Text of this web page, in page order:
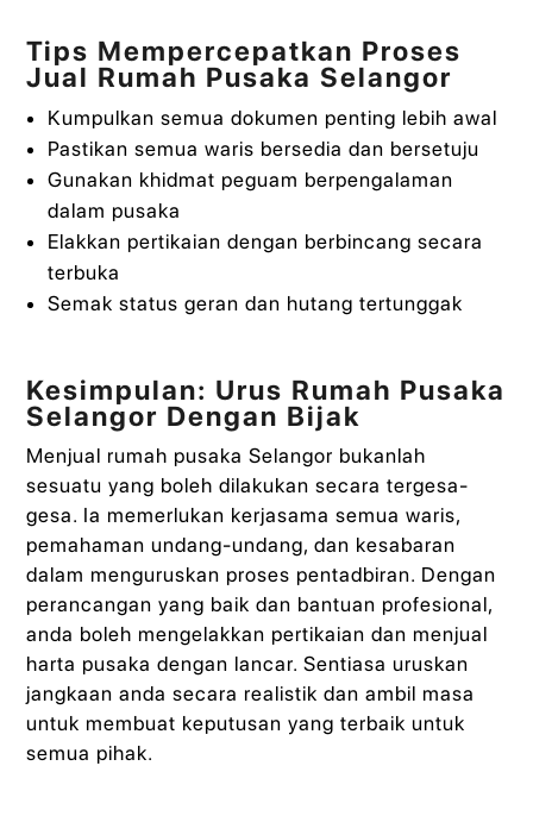
Tips Mempercepatkan Proses
Jual Rumah Pusaka Selangor
Kumpulkan semua dokumen penting lebih awal
Pastikan semua waris bersedia dan bersetuju
Gunakan khidmat peguam berpengalaman
dalam pusaka
Elakkan pertikaian dengan berbincang secara
terbuka
Semak status geran dan hutang tertunggak
Kesimpulan: Urus Rumah Pusaka
Selangor Dengan Bijak
Menjual rumah pusaka Selangor bukanlah
sesuatu yang boleh dilakukan secara tergesa-
gesa. Ia memerlukan kerjasama semua waris,
pemahaman undang-undang, dan kesabaran
dalam menguruskan proses pentadbiran. Dengan
perancangan yang baik dan bantuan profesional,
anda boleh mengelakkan pertikaian dan menjual
harta pusaka dengan lancar. Sentiasa uruskan
jangkaan anda secara realistik dan ambil masa
untuk membuat keputusan yang terbaik untuk
semua pihak.